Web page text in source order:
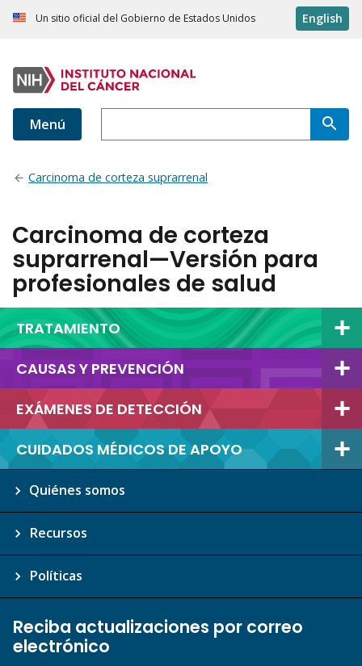
Un sitio oficial del Gobierno de Estados Unidos English
Menú
Carcinoma de corteza suprarrenal
Carcinoma de corteza
suprarrenal—Versión para
profesionales de salud
TRATAMIENTO
CAUSAS Y PREVENCIÓN
EXÁMENES DE DETECCIÓN
CUIDADOS MÉDICOS DE APOYO
Quiénes somos
Recursos
Políticas
Reciba actualizaciones por correo
electrónico